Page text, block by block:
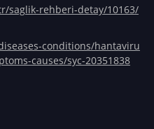
saglik-rehberi-detay/10163/
conditions/hantaviru
causes/syc-20351838